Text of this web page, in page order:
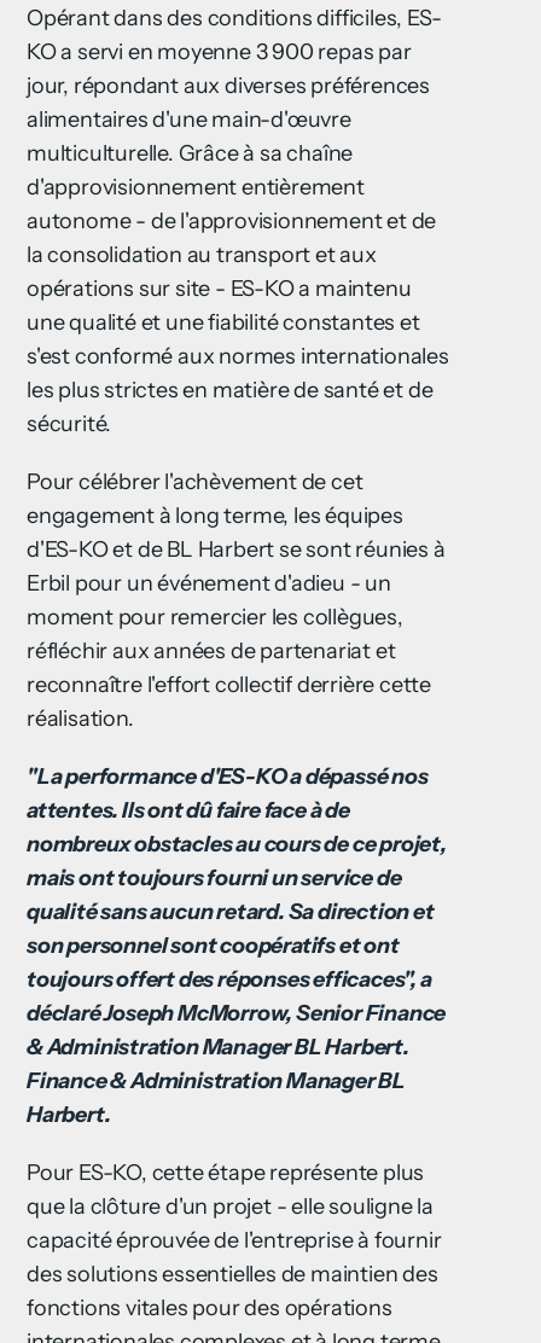
Opérant dans des conditions difficiles, ES-
KO a servi en moyenne 3 900 repas par
jour, répondant aux diverses préférences
alimentaires d'une main-d'œuvre
multiculturelle. Grâce à sa chaîne
d'approvisionnement entièrement
autonome - de l'approvisionnement et de
la consolidation au transport et aux
opérations sur site - ES-KO a maintenu
une qualité et une fiabilité constantes et
s'est conformé aux normes internationales
les plus strictes en matière de santé et de
sécurité.
Pour célébrer l'achèvement de cet
engagement à long terme, les équipes
d'ES-KO et de BL Harbert se sont réunies à
Erbil pour un événement d'adieu - un
moment pour remercier les collègues,
réfléchir aux années de partenariat et
reconnaître l'effort collectif derrière cette
réalisation.
"La performance d'ES-KO a dépassé nos
attentes. Ils ont dû faire face à de
nombreux obstacles au cours de ce projet,
mais ont toujours fourni un service de
qualité sans aucun retard. Sa direction et
son personnel sont coopératifs et ont
toujours offert des réponses efficaces", a
déclaré Joseph McMorrow, Senior Finance
& Administration Manager BL Harbert.
Finance & Administration Manager BL
Harbert.
Pour ES-KO, cette étape représente plus
que la clôture d'un projet - elle souligne la
capacité éprouvée de l'entreprise à fournir
des solutions essentielles de maintien des
fonctions vitales pour des opérations